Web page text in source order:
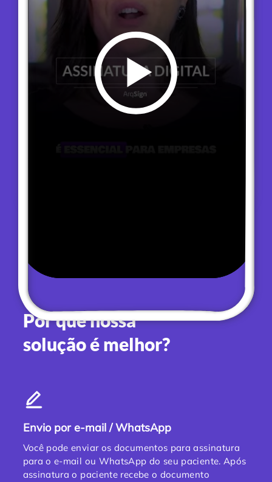
Por que nossa
solução é melhor?
Envio por e-mail / WhatsApp
Você pode enviar os documentos para assinatura
para o e-mail ou WhatsApp do seu paciente. Após
assinatura o paciente recebe o documento